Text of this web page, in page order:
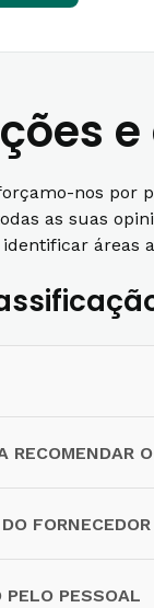
nos por
as suas
áreas
RECOMENDAR
FORNECEDOR
PELO PESSOAL